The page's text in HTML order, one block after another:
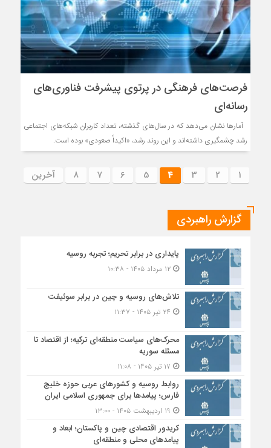
فرصت‌های فرهنگی در پرتوی پیشرفت‌‌ فناوری‌‌های
رسانه‌ای
آمارها نشان می‌دهد که در سال‌های گذشته، تعداد کاربران شبکه‌های اجتماعی
رشد چشمگیری داشته‌اند و این روند رشد، «اکیداً صعودی» بوده است.
1
2
3
4
5
6
7
8 آخرین
گزارش راهبردی
پایداری در برابر تحریم؛ تجربه روسیه
۱۲ مرداد ۱۴۰۵ - ۱۰:۳۸
تلاش‌های روسیه و چین در برابر سوئیفت
محرک‌های سیاست منطقه‌‎ای ترکیه؛ از اقتصاد تا
مسئله سوریه
روابط روسیه و کشورهای عربی حوزه خلیج
فارس؛ پیامدها برای جمهوری اسلامی ایران
کریدور اقتصادی چین و پاکستان؛ ابعاد و
پیامدهای محلی و منطقه‌ای